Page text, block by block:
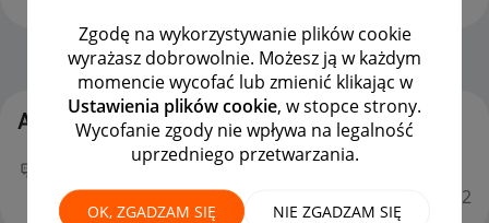
Zgodę na wykorzystywanie plików cookie
wyrażasz dobrowolnie. Możesz ją w każdym
momencie wycofać lub zmienić klikając w
Ustawienia plików cookie, w stopce strony.
Wycofanie zgody nie wpływa na legalność
uprzedniego przetwarzania.
OK, ZGADZAM SIĘ NIE ZGADZAM SIĘ
Strona Główna OPCJE
Aktywność dajczak82
Twój nowy wpis Opłata na forum
kupującychmożna już podziwiać :) 18:02